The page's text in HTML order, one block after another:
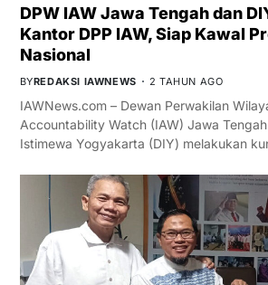
DPW IAW Jawa Tengah dan
Kantor DPP IAW, Siap Kawal
Nasional
BYREDAKSI IAWNEWS 2 TAHUN AGO
IAWNews.com – Dewan Perwakilan
Accountability Watch (IAW) Jawa
Istimewa Yogyakarta (DIY) melakukan